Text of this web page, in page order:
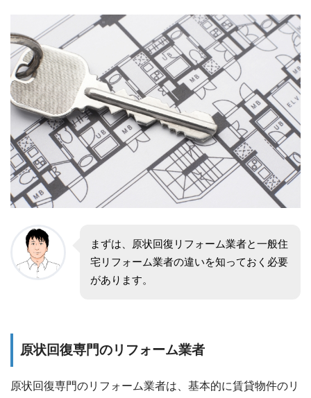
まずは、原状回復リフォーム業者と一般住
宅リフォーム業者の違いを知っておく必要
があります。
原状回復専門のリフォーム業者
原状回復専門のリフォーム業者は、基本的に賃貸物件のリ